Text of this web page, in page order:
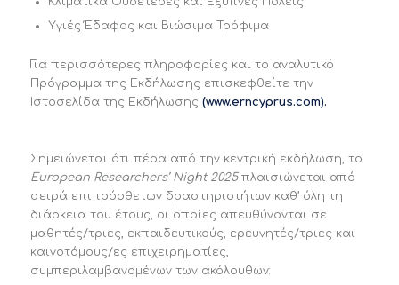
Υγιές Έδαφος και Βιώσιμα Τρόφιμα
Για περισσότερες πληροφορίες και το αναλυτικό
Πρόγραμμα της Εκδήλωσης επισκεφθείτε την
Ιστοσελίδα της Εκδήλωσης (www.erncyprus.com).
Σημειώνεται ότι πέρα από την κεντρική εκδήλωση, το
European Researchers’ Night2025πλαισιώνεται από
σειρά επιπρόσθετων δραστηριοτήτων καθ’ όλη τη
διάρκεια του έτους, οι οποίες απευθύνονται σε
μαθητές/τριες, εκπαιδευτικούς, ερευνητές/τριες και
καινοτόμους/ες επιχειρηματίες,
συμπεριλαμβανομένων των ακόλουθων: